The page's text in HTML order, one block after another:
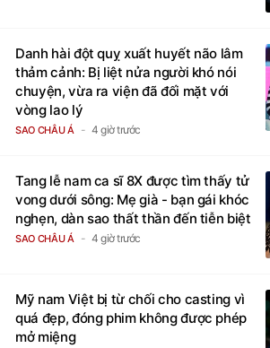
Danh hài đột quỵ xuất huyết não lâm
thảm cảnh: Bị liệt nửa người khó nói
chuyện, vừa ra viện đã đối mặt với
vòng lao lý
SAO CHÂU Á 4 giờ trước
Tang lễ nam ca sĩ 8X được tìm thấy tử
vong dưới sông: Mẹ già - bạn gái khóc
nghẹn, dàn sao thất thần đến tiễn biệt
SAO CHÂU Á 4 giờ trước
Mỹ nam Việt bị từ chối cho casting vì
quá đẹp, đóng phim không được phép
mở miệng